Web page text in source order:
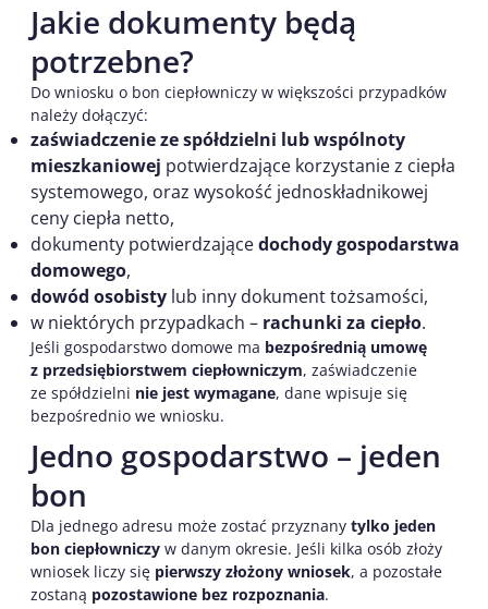
Jakie dokumenty będą
potrzebne?
Do wniosku o bon ciepłowniczy w większości przypadków
należy dołączyć:
zaświadczenie ze spółdzielni lub wspólnoty
mieszkaniowej potwierdzające korzystanie z ciepła
systemowego, oraz wysokość jednoskładnikowej
ceny ciepła netto,
dokumenty potwierdzającedochody gospodarstwa
domowego,
dowód osobisty lub inny dokument tożsamości,
w niektórych przypadkach – rachunki za ciepło.
Jeśli gospodarstwo domowe ma bezpośrednią umowę
z przedsiębiorstwem ciepłowniczym, zaświadczenie
ze spółdzielni nie jest wymagane, dane wpisuje się
bezpośrednio we wniosku.
Jedno gospodarstwo – jeden
bon
Dla jednego adresu może zostać przyznany tylko jeden
bon ciepłowniczy w danym okresie. Jeśli kilka osób złoży
wniosek liczy się pierwszy złożony wniosek, a pozostałe
zostaną pozostawione bez rozpoznania.